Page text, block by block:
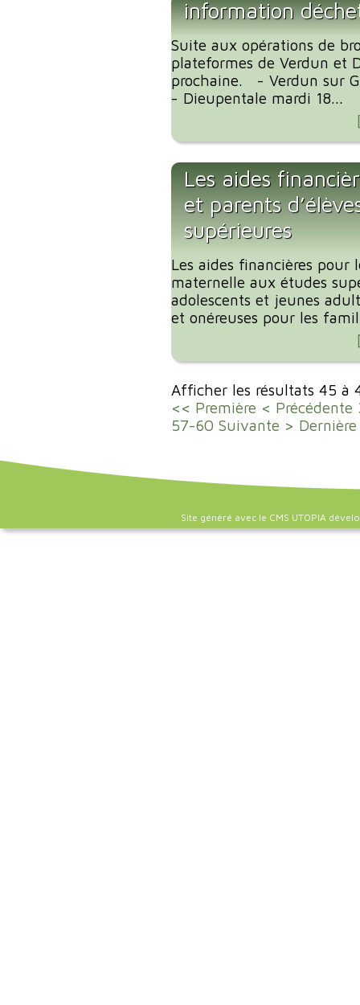
information
Suite aux opérations de
plateformes de Verdun et
prochaine. - Verdun sur
- Dieupentale mardi 18...
Les aides
et parents
supérieures
Les aides financières pour
maternelle aux études
adolescents et jeunes
et onéreuses pour les
Afficher les résultats 45 à
<< Première < Précédente
57-60 Suivante >
Site généré avec le CMS UTOPIA